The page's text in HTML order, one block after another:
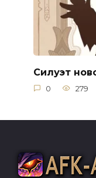
Силуэт
0 279